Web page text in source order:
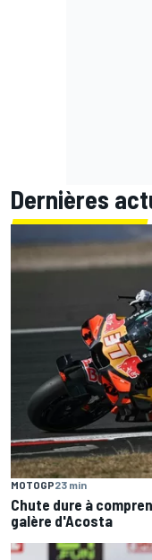
Dernières
MOTOGP23 min
Chute dure à
galère d'Acosta